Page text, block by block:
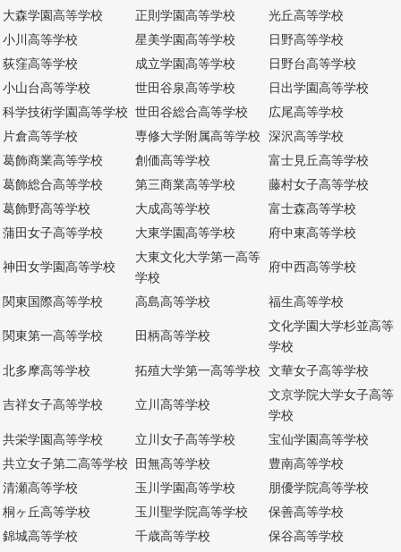
大森学園高等学校
正則学園高等学校
光丘高等学校
小川高等学校
星美学園高等学校
日野高等学校
荻窪高等学校
成立学園高等学校
日野台高等学校
小山台高等学校
世田谷泉高等学校
日出学園高等学校
科学技術学園高等学校 世田谷総合高等学校
広尾高等学校
片倉高等学校
専修大学附属高等学校
深沢高等学校
葛飾商業高等学校
創価高等学校
富士見丘高等学校
葛飾総合高等学校
第三商業高等学校
藤村女子高等学校
葛飾野高等学校
大成高等学校
富士森高等学校
蒲田女子高等学校
大東学園高等学校 府中東高等学校
神田女学園高等学校
大東文化大学第一高等
学校
府中西高等学校
関東国際高等学校 高島高等学校 福生高等学校
関東第一高等学校 田柄高等学校
文化学園大学杉並高等
学校
北多摩高等学校
拓殖大学第一高等学校 文華女子高等学校
吉祥女子高等学校 立川高等学校
文京学院大学女子高等
学校
共栄学園高等学校
立川女子高等学校
宝仙学園高等学校
共立女子第二高等学校
田無高等学校
豊南高等学校
清瀬高等学校
玉川学園高等学校
朋優学院高等学校
桐ヶ丘高等学校
玉川聖学院高等学校
保善高等学校
錦城高等学校
千歳高等学校
保谷高等学校